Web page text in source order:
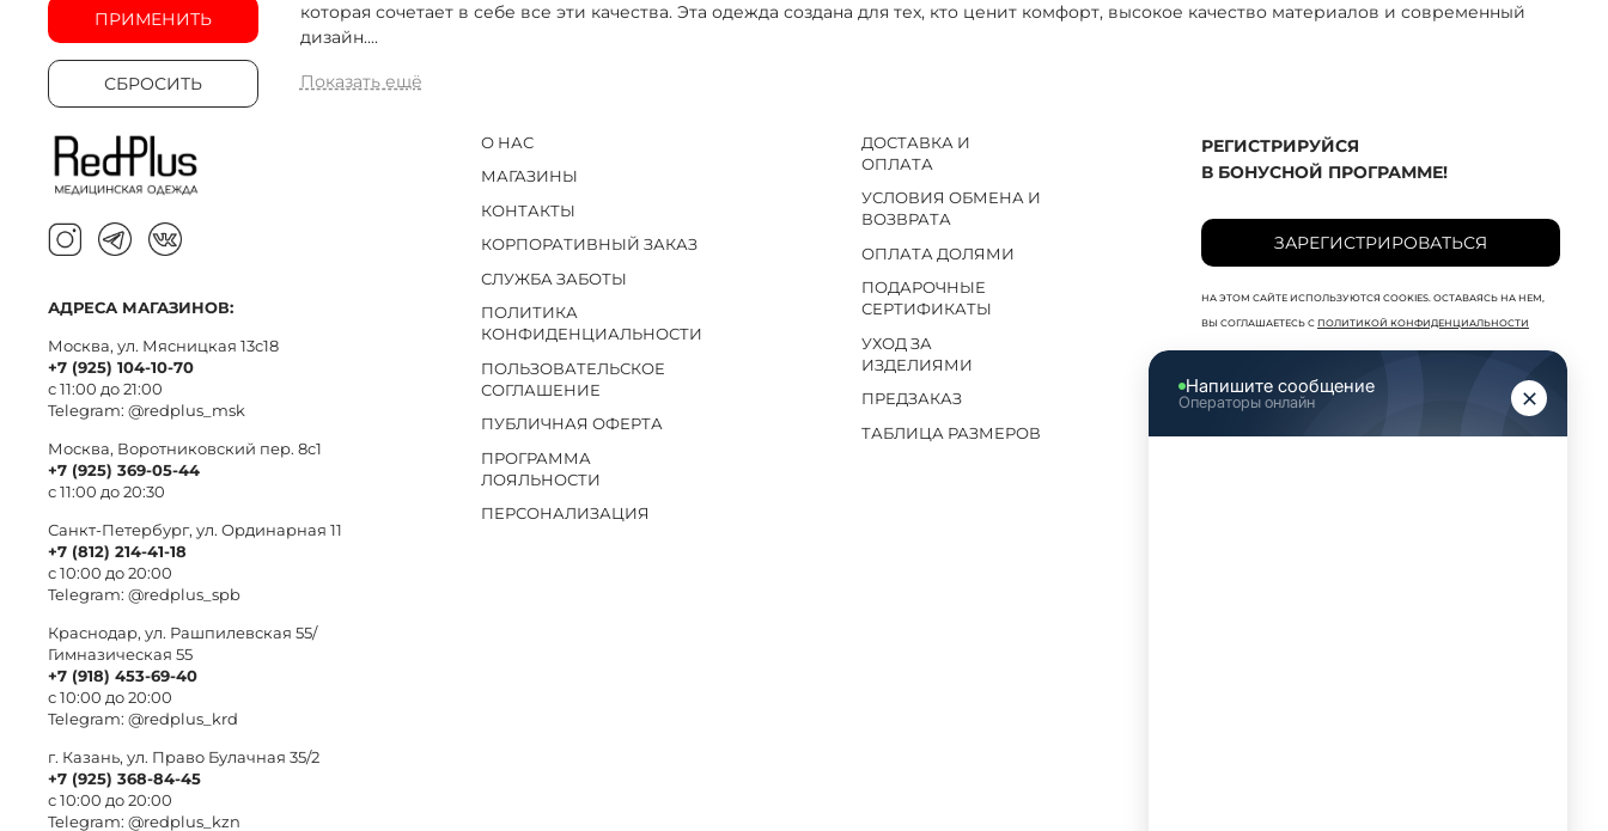
которая сочетает в себе все эти качества. Эта одежда создана для тех, кто ценит комфорт, высокое качество материалов и современный
дизайн....
Показать ещё
ПРИМЕНИТЬ
СБРОСИТЬ
О НАС
МАГАЗИНЫ
КОНТАКТЫ
КОРПОРАТИВНЫЙ ЗАКАЗ
СЛУЖБА ЗАБОТЫ
ПОЛИТИКА
КОНФИДЕНЦИАЛЬНОСТИ
ПОЛЬЗОВАТЕЛЬСКОЕ
СОГЛАШЕНИЕ
ПУБЛИЧНАЯ ОФЕРТА
ПРОГРАММА
ЛОЯЛЬНОСТИ
ПЕРСОНАЛИЗАЦИЯ
ДОСТАВКА И
ОПЛАТА
УСЛОВИЯ ОБМЕНА И
ВОЗВРАТА
ОПЛАТА ДОЛЯМИ
ПОДАРОЧНЫЕ
СЕРТИФИКАТЫ
УХОД ЗА
ИЗДЕЛИЯМИ
ПРЕДЗАКАЗ
ТАБЛИЦА РАЗМЕРОВ
РЕГИСТРИРУЙСЯ
В БОНУСНОЙ ПРОГРАММЕ!
ЗАРЕГИСТРИРОВАТЬСЯ
НА ЭТОМ САЙТЕ ИСПОЛЬЗУЮТСЯ COOKIES. ОСТАВАЯСЬ НА НЕМ,
ВЫ СОГЛАШАЕТЕСЬ С ПОЛИТИКОЙ КОНФИДЕНЦИАЛЬНОСТИ
АДРЕСА МАГАЗИНОВ:
Москва, ул. Мясницкая 13с18
+7 (925) 104-10-70
с 11:00 до 21:00
Telegram: @redplus_msk
Москва, Воротниковский пер. 8c1
+7 (925) 369-05-44
с 11:00 до 20:30
Санкт-Петербург, ул. Ординарная 11
+7 (812) 214-41-18
с 10:00 до 20:00
Telegram: @redplus_spb
Краснодар, ул. Рашпилевская 55/
Гимназическая 55
+7 (918) 453-69-40
с 10:00 до 20:00
Telegram: @redplus_krd
г. Казань, ул. Право Булачная 35/2
+7 (925) 368-84-45
с 10:00 до 20:00
Telegram: @redplus_kzn